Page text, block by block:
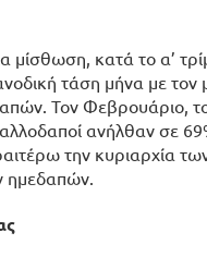
κατά το α’
τάση μήνα με τον
Τον
ανήλθαν σε
την κυριαρχία
ημεδαπών.